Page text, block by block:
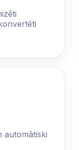
automātiski